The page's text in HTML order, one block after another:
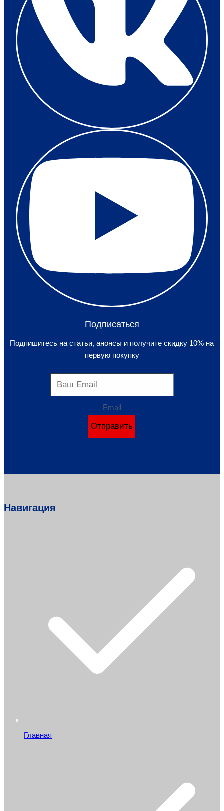
Подписаться
Подпишитесь на статьи, анонсы и получите скидку 10% на
первую покупку
Email
Отправить
Навигация
Главная